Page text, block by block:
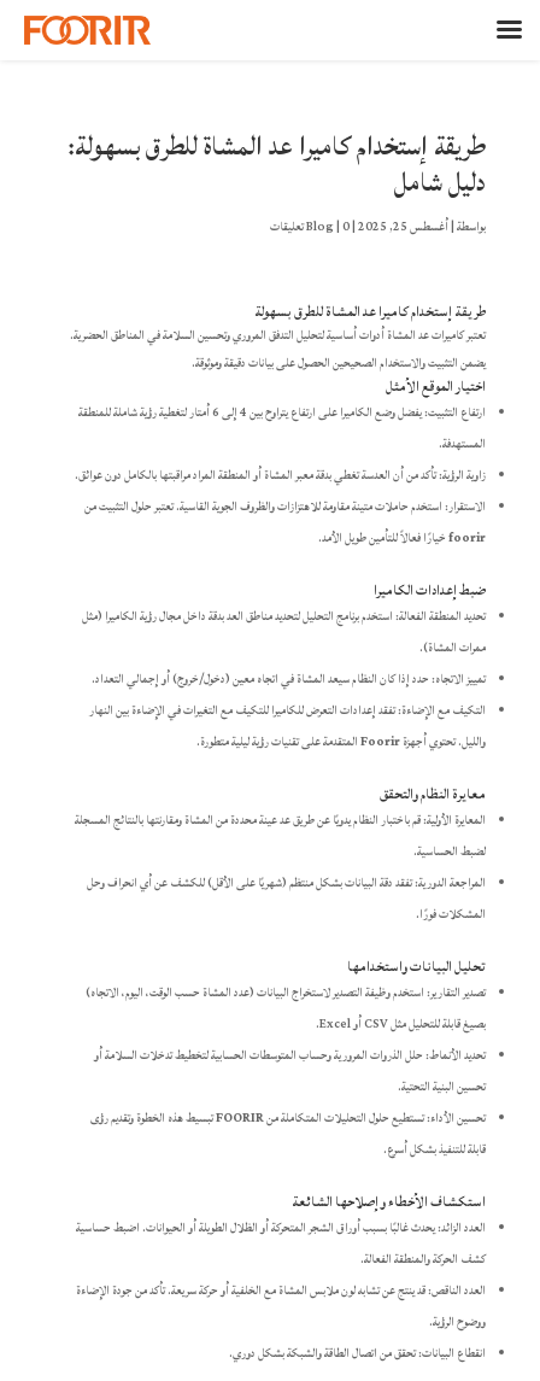
طريقة إستخدام كاميرا عد المشاة للطرق بسهولة:
دليل شامل
بواسطة|أغسطس 25, 2025 |
Blog|0 تعليقات
طريقة إستخدام كاميرا عد المشاة للطرق بسهولة
تعتبر كاميرات عد المشاة أدوات أساسية لتحليل التدفق المروري وتحسين السلامة في المناطق الحضرية.
يضمن التثبيت والاستخدام الصحيحين الحصول على بيانات دقيقة وموثوقة.
اختيار الموقع الأمثل
ارتفاع التثبيت: يفضل وضع الكاميرا على ارتفاع يتراوح بين 4 إلى 6 أمتار لتغطية رؤية شاملة للمنطقة
المستهدفة.
زاوية الرؤية: تأكد من أن العدسة تغطي بدقة معبر المشاة أو المنطقة المراد مراقبتها بالكامل دون عوائق.
الاستقرار: استخدم حاملات متينة مقاومة للاهتزازات والظروف الجوية القاسية. تعتبر حلول التثبيت من
foorirخيارًا فعالاً للتأمين طويل الأمد.
ضبط إعدادات الكاميرا
تحديد المنطقة الفعالة: استخدم برنامج التحليل لتحديد مناطق العد بدقة داخل مجال رؤية الكاميرا (مثل
ممرات المشاة).
تمييز الاتجاه: حدد إذا كان النظام سيعد المشاة في اتجاه معين (دخول/خروج) أو إجمالي التعداد.
التكيف مع الإضاءة: تفقد إعدادات التعرض للكاميرا للتكيف مع التغيرات في الإضاءة بين النهار
والليل. تحتوي أجهزةFoorirالمتقدمة على تقنيات رؤية ليلية متطورة.
معايرة النظام والتحقق
المعايرة الأولية: قم باختبار النظام يدويًا عن طريق عد عينة محددة من المشاة ومقارنتها بالنتائج المسجلة
لضبط الحساسية.
المراجعة الدورية: تفقد دقة البيانات بشكل منتظم (شهريًا على الأقل) للكشف عن أي انحراف وحل
المشكلات فورًا.
تحليل البيانات واستخدامها
تصدير التقارير: استخدم وظيفة التصدير لاستخراج البيانات (عدد المشاة حسب الوقت، اليوم، الاتجاه)
بصيغ قابلة للتحليل مثل CSV أو Excel.
تحديد الأنماط: حلل الذروات المرورية وحساب المتوسطات الحسابية لتخطيط تدخلات السلامة أو
تحسين البنية التحتية.
تحسين الأداء: تستطيع حلول التحليلات المتكاملة منFOORIRتبسيط هذه الخطوة وتقديم رؤى
قابلة للتنفيذ بشكل أسرع.
استكشاف الأخطاء وإصلاحها الشائعة
العدد الزائد: يحدث غالبًا بسبب أوراق الشجر المتحركة أو الظلال الطويلة أو الحيوانات. اضبط حساسية
كشف الحركة والمنطقة الفعالة.
العدد الناقص: قد ينتج عن تشابه لون ملابس المشاة مع الخلفية أو حركة سريعة. تأكد من جودة الإضاءة
ووضوح الرؤية.
انقطاع البيانات: تحقق من اتصال الطاقة والشبكة بشكل دوري.